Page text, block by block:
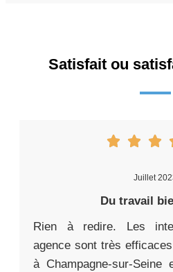
Satisfait ou
Juillet
Du travail
Rien à redire. Les
agence sont très
à Champagne-sur-